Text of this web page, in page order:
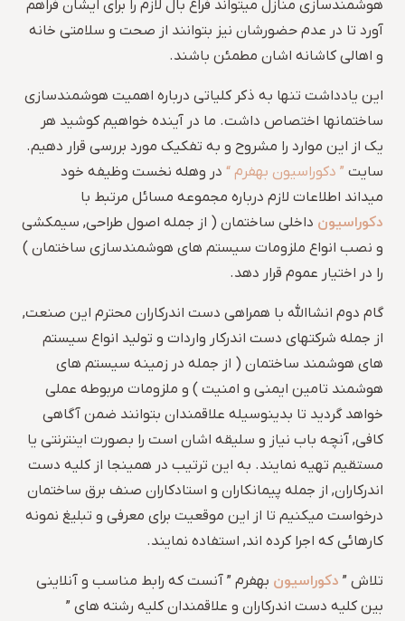
هوشمندسازی منازل میتواند فراغ بال لازم را برای ایشان فراهم
آورد تا در عدم حضورشان نیز بتوانند از صحت و سلامتی خانه
و اهالی کاشانه اشان مطمئن باشند.
این یادداشت تنها به ذکر کلیاتی درباره اهمیت هوشمندسازی
ساختمانها اختصاص داشت. ما در آینده خواهیم کوشید هر
یک از این موارد را مشروح و به تفکیک مورد بررسی قرار دهیم.
سایت ” دکوراسیون بهفرم “ در وهله نخست وظیفه خود
میداند اطلاعات لازم درباره مجموعه مسائل مرتبط با
دکوراسیون داخلی ساختمان ( از جمله اصول طراحی, سیمکشی
و نصب انواع ملزومات سیستم های هوشمندسازی ساختمان )
را در اختیار عموم قرار دهد.
گام دوم انشاالله با همراهی دست اندرکاران محترم این صنعت,
از جمله شرکتهای دست اندرکار واردات و تولید انواع سیستم
های هوشمند ساختمان ( از جمله در زمینه سیستم های
هوشمند تامین ایمنی و امنیت ) و ملزومات مربوطه عملی
خواهد گردید تا بدینوسیله علاقمندان بتوانند ضمن آگاهی
کافی, آنچه باب نیاز و سلیقه اشان است را بصورت اینترنتی یا
مستقیم تهیه نمایند. به این ترتیب در همینجا از کلیه دست
اندرکاران, از جمله پیمانکاران و استادکاران صنف برق ساختمان
درخواست میکنیم تا از این موقعیت برای معرفی و تبلیغ نمونه
کارهائی که اجرا کرده اند, استفاده نمایند.
تلاش ” دکوراسیون بهفرم ” آنست که رابط مناسب و آنلاینی
بین کلیه دست اندرکاران و علاقمندان کلیه رشته های ”